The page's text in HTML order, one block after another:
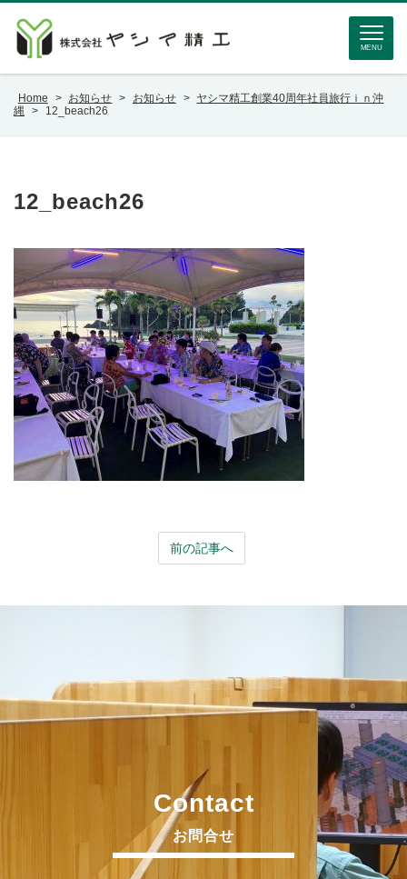
MENU
Home > お知らせ > お知らせ > ヤシマ精工創業40周年社員旅行ｉｎ沖
縄 > 12_beach26
12_beach26
前の記事へ
Contact
お問合せ